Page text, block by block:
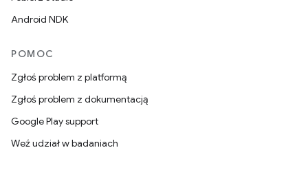
Android NDK
POMOC
Zgłoś problem z platformą
Zgłoś problem z dokumentacją
Google Play support
Weź udział w badaniach